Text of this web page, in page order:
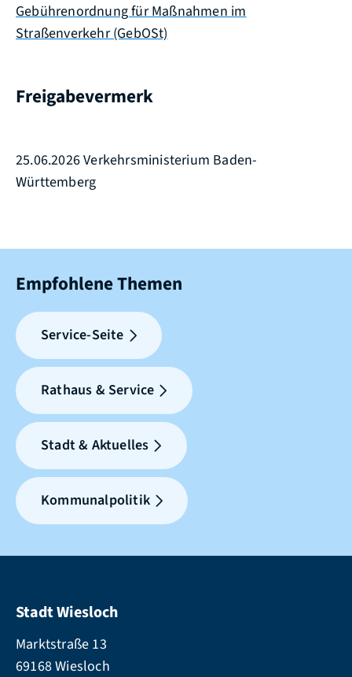
Gebührenordnung für Maßnahmen im
Straßenverkehr (GebOSt)
Freigabevermerk
25.06.2026 Verkehrsministerium Baden-
Württemberg
Empfohlene Themen
Service-Seite
Rathaus & Service
Stadt & Aktuelles
Kommunalpolitik
Stadt Wiesloch
Marktstraße 13
69168 Wiesloch